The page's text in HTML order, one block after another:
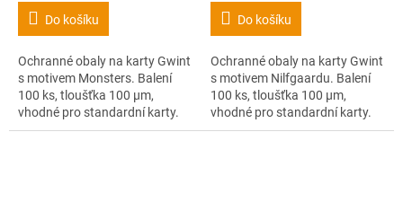
Do košíku
Ochranné obaly na karty Gwint
s motivem Monsters. Balení
100 ks, tloušťka 100 μm,
vhodné pro standardní karty.
Do košíku
Ochranné obaly na karty Gwint
s motivem Nilfgaardu. Balení
100 ks, tloušťka 100 μm,
vhodné pro standardní karty.